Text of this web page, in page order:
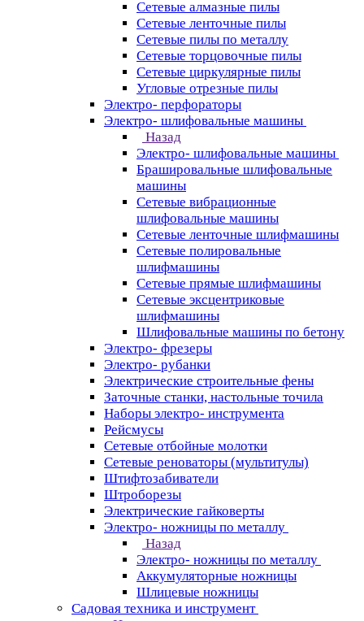
Сетевые алмазные пилы
Сетевые ленточные пилы
Сетевые пилы по металлу
Сетевые торцовочные пилы
Сетевые циркулярные пилы
Угловые отрезные пилы
Электро- перфораторы
Электро- шлифовальные машины
Назад
Электро- шлифовальные машины
Брашировальные шлифовальные
машины
Сетевые вибрационные
шлифовальные машины
Сетевые ленточные шлифмашины
Сетевые полировальные
шлифмашины
Сетевые прямые шлифмашины
Сетевые эксцентриковые
шлифмашины
Шлифовальные машины по бетону
Электро- фрезеры
Электро- рубанки
Электрические строительные фены
Заточные станки, настольные точила
Наборы электро- инструмента
Рейсмусы
Сетевые отбойные молотки
Сетевые реноваторы (мультитулы)
Штифтозабиватели
Штроборезы
Электрические гайковерты
Электро- ножницы по металлу
Назад
Электро- ножницы по металлу
Аккумуляторные ножницы
Шлицевые ножницы
Cадовая техника и инструмент